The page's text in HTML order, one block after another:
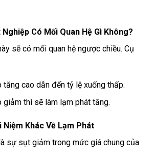
Có Mối Quan Hệ Gì Không?
sẽ có mối quan hệ ngược chiều. Cụ
tăng cao dẫn đến tỷ lệ xuống thấp.
giảm thì sẽ làm lạm phát tăng.
Niệm Khác Về Lạm Phát
sự sụt giảm trong mức giá chung của